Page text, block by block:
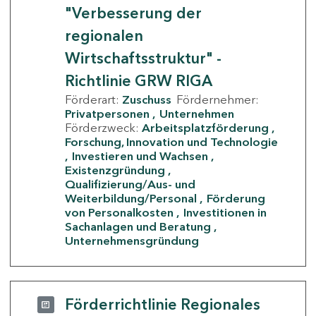
"Verbesserung der
regionalen
Wirtschaftsstruktur" -
Richtlinie GRW RIGA
Förderart: Zuschuss Fördernehmer:
Privatpersonen
Unternehmen
Förderzweck: Arbeitsplatzförderung
Forschung, Innovation und Technologie
Investieren und Wachsen
Existenzgründung
Qualifizierung/Aus- und
Weiterbildung/Personal
Förderung
von Personalkosten
Investitionen in
Sachanlagen und Beratung
Unternehmensgründung
Förderrichtlinie Regionales